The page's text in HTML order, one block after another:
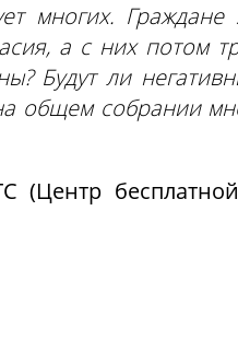
многих. Граждане
а с них потом
Будут ли
общем собрании
(Центр